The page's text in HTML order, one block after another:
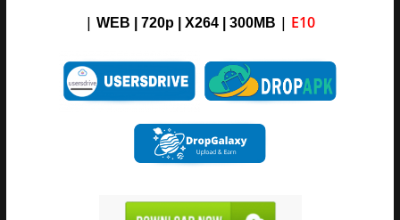
| WEB | 720p | X264 | 300M B | E10